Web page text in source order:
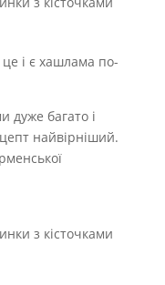
і є хашлама по-
дуже багато і
найвірніший.
з кісточками